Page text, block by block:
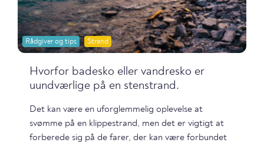
Rådgiver og tips Strand
Hvorfor badesko eller vandresko er
uundværlige på en stenstrand.
Det kan være en uforglemmelig oplevelse at
svømme på en klippestrand, men det er vigtigt at
forberede sig på de farer, der kan være forbundet